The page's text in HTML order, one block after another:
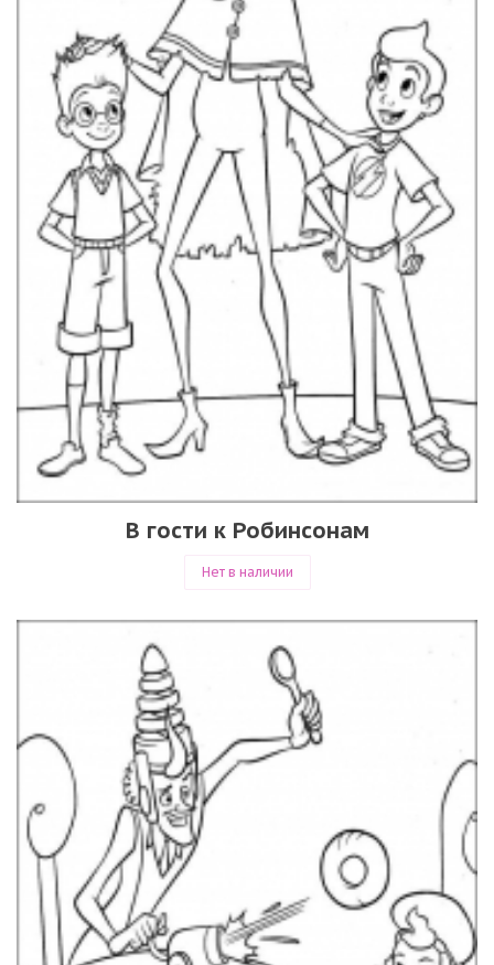
В гости к Робинсонам
Нет в наличии